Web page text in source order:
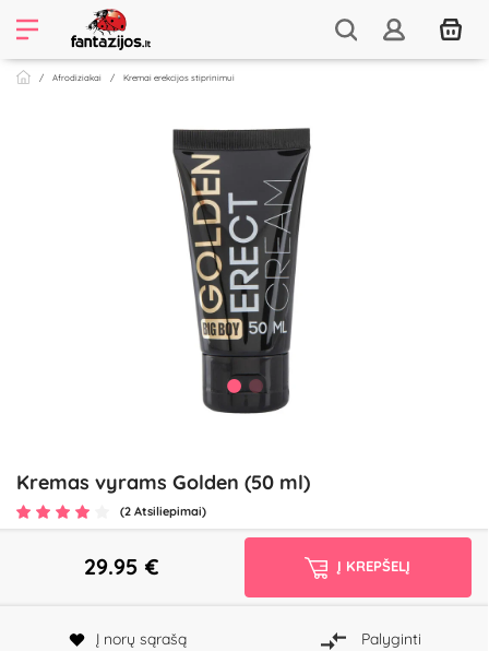
Afrodiziakai Kremai erekcijos stiprinimui
Kremas vyrams Golden (50 ml)
(2 Atsiliepimai)
29.95 € Į KREPŠELĮ
Į norų sąrašą Palyginti